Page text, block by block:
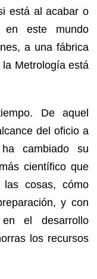
está al acabar o
este mundo
a una fábrica
Metrología está
De aquel
del oficio a
cambiado su
científico que
cosas, cómo
y con
el desarrollo
los recursos